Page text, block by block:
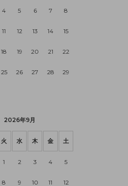
4 5 6 7 8
11 12 13 14 15
18 19 20 21 22
25 26 27 28 29
2026年9月
火 水 木 金 土
1 2 3 4 5
8 9 10 11 12